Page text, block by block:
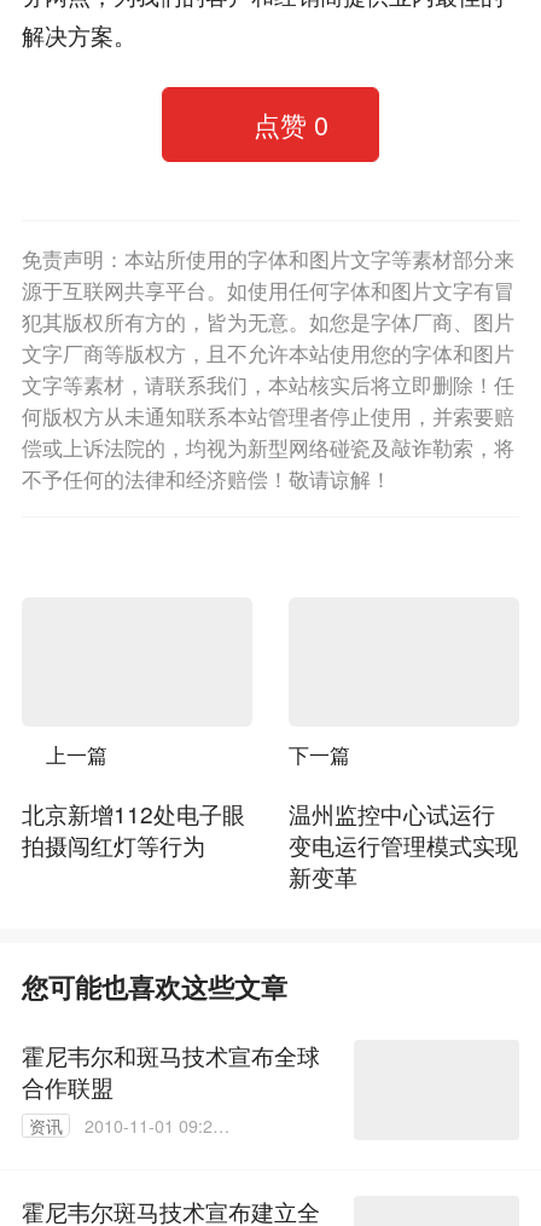
解决方案。
点赞 0
免责声明：本站所使用的字体和图片文字等素材部分来
源于互联网共享平台。如使用任何字体和图片文字有冒
犯其版权所有方的，皆为无意。如您是字体厂商、图片
文字厂商等版权方，且不允许本站使用您的字体和图片
文字等素材，请联系我们，本站核实后将立即删除！任
何版权方从未通知联系本站管理者停止使用，并索要赔
偿或上诉法院的，均视为新型网络碰瓷及敲诈勒索，将
不予任何的法律和经济赔偿！敬请谅解！
上一篇
北京新增112处电子眼
拍摄闯红灯等行为
下一篇
温州监控中心试运行
变电运行管理模式实现
新变革
您可能也喜欢这些文章
霍尼韦尔和斑马技术宣布全球
合作联盟
资讯
2010-11-01 09:29:
霍尼韦尔斑马技术宣布建立全